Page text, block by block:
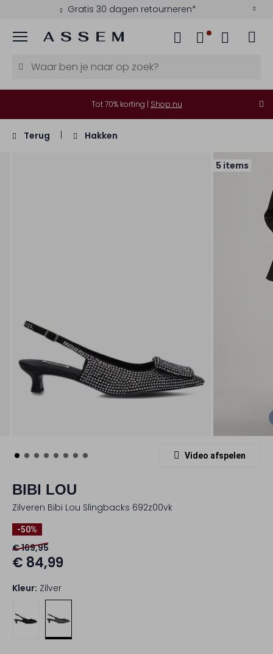
Gratis 30 dagen retourneren*
Menu
Tot 70% korting | Shop nu
Terug Hakken
5 items
Video afspelen
BIBI LOU
Zilveren Bibi Lou Slingbacks 692z00vk
-50%
€ 169,95
€ 84,99
Kleur: Zilver